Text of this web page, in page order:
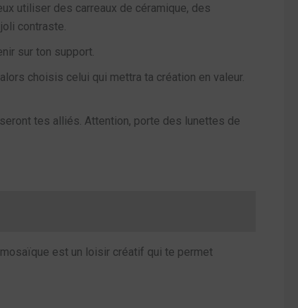
utiliser des carreaux de céramique, des
contraste.
sur ton support.
choisis celui qui mettra ta création en valeur.
tes alliés. Attention, porte des lunettes de
est un loisir créatif qui te permet